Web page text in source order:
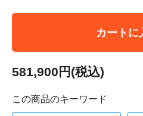
カートに
581,900円(税込)
この商品のキーワード